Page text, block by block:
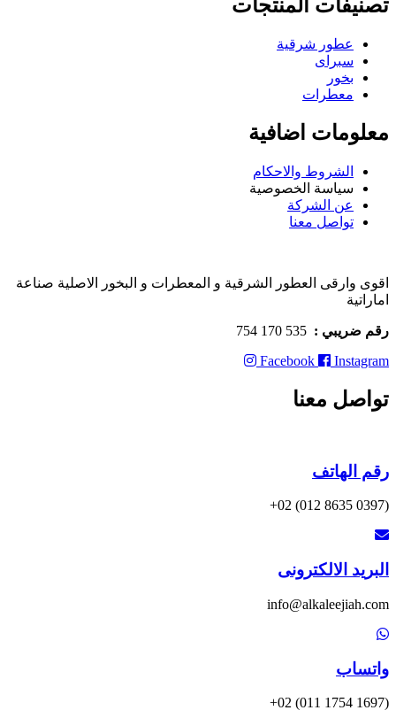
تصنيفات المنتجات
عطور شرقية
سبراى
بخور
معطرات
معلومات اضافية
الشروط والاحكام
سياسة الخصوصية
عن الشركة
تواصل معنا
اقوى وارقى العطور الشرقية و المعطرات و البخور الاصلية صناعة
اماراتية
رقم ضريبي :
Facebook
Instagram
تواصل معنا
رقم الهاتف
(0397 8635 012) 02+
البريد الالكترونى
info@alkaleejiah.com
واتساب
(1697 1754 011) 02+